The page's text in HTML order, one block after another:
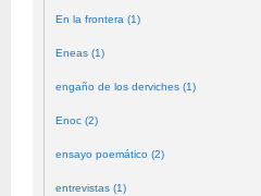
En la frontera (1)
Eneas (1)
engaño de los derviches (1)
Enoc (2)
ensayo poemático (2)
entrevistas (1)